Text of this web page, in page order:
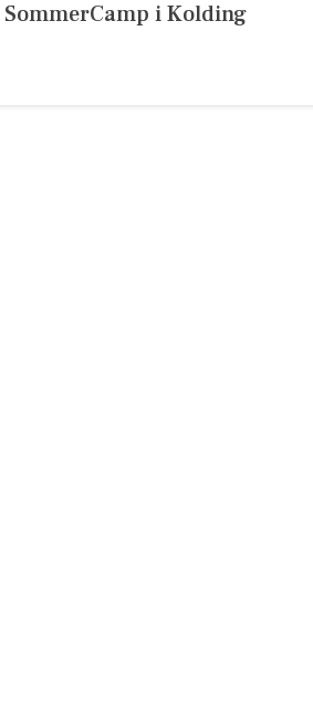
SommerCamp i Kolding